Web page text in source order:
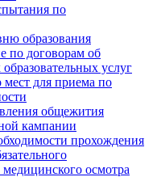
по
образования
по договорам об
услуг
для приема по
общежития
кампании
прохождения
осмотра